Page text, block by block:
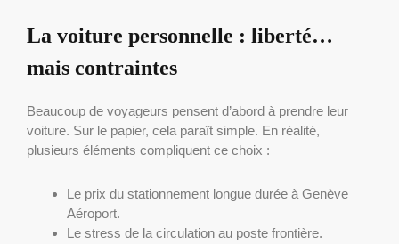
La voiture personnelle : liberté…
mais contraintes
Beaucoup de voyageurs pensent d’abord à prendre leur
voiture. Sur le papier, cela paraît simple. En réalité,
plusieurs éléments compliquent ce choix :
Le prix du stationnement longue durée à Genève
Aéroport.
Le stress de la circulation au poste frontière.